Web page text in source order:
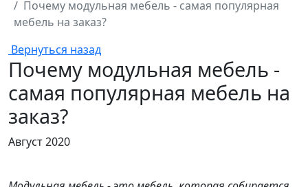
Почему модульная мебель - самая популярная
мебель на заказ?
Вернуться назад
Почему модульная мебель -
самая популярная мебель на
заказ?
Август 2020